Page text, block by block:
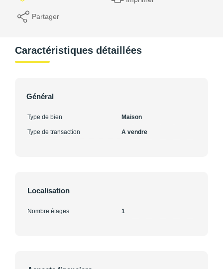
Partager
Caractéristiques détaillées
Général
Type de bien Maison
Type de transaction A vendre
Localisation
Nombre étages 1